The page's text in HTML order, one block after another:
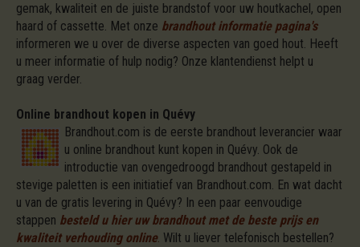
gemak, kwaliteit en de juiste brandstof voor uw houtkachel, open
haard of cassette. Met onze brandhout informatie pagina's
informeren we u over de diverse aspecten van goed hout. Heeft
u meer informatie of hulp nodig? Onze klantendienst helpt u
graag verder.
Online brandhout kopen in Quévy
Brandhout.com is de eerste brandhout leverancier waar
u online brandhout kunt kopen in Quévy. Ook de
introductie van ovengedroogd brandhout gestapeld in
stevige paletten is een initiatief van Brandhout.com. En wat dacht
u van de gratis levering in Quévy? In een paar eenvoudige
stappen besteld u hier uw brandhout met de beste prijs en
kwaliteit verhouding online. Wilt u liever telefonisch bestellen?